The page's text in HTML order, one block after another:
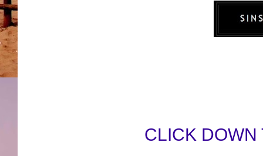
CLICK DOWN